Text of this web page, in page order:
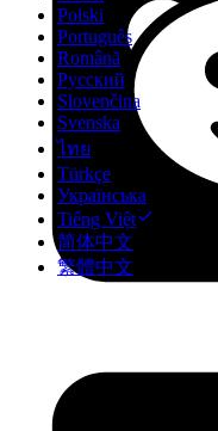
Polski
Português
Română
Русский
Slovenčina
Svenska
ไทย
Türkçe
Українська
Tiếng Việt
简体中文
繁體中文